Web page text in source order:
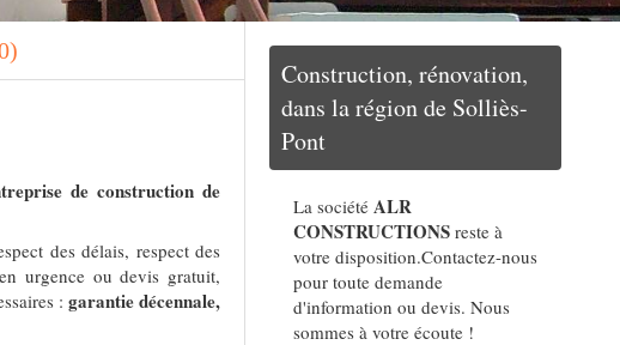
de construction de
des délais, respect des
urgence ou devis gratuit,
:garantie décennale,
Construction, rénovation,
dans la région de Solliès-
Pont
La sociétéALR
CONSTRUCTIONS reste à
votre disposition.Contactez-nous
pour toute demande
d'information ou devis. Nous
sommes à votre écoute !